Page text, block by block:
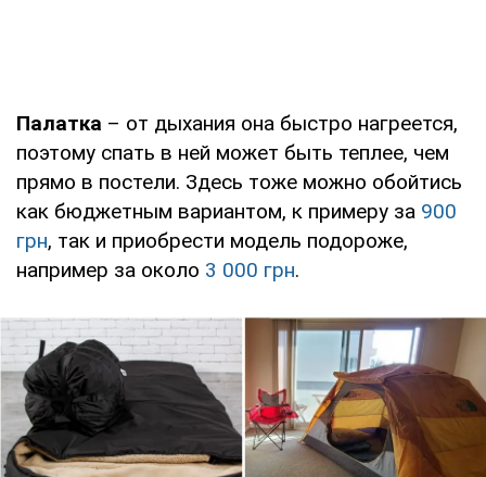
Палатка – от дыхания она быстро нагреется,
поэтому спать в ней может быть теплее, чем
прямо в постели. Здесь тоже можно обойтись
как бюджетным вариантом, к примеру за 900
грн, так и приобрести модель подороже,
например за около 3 000 грн.